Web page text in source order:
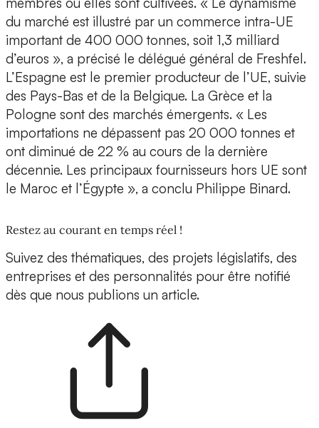
du marché est illustré par un commerce intra-UE
important de 400 000 tonnes, soit 1,3 milliard
d’euros », a précisé le délégué général de Freshfel.
L’Espagne est le premier producteur de l’UE, suivie
des Pays-Bas et de la Belgique. La Grèce et la
Pologne sont des marchés émergents. « Les
importations ne dépassent pas 20 000 tonnes et
ont diminué de 22 % au cours de la dernière
décennie. Les principaux fournisseurs hors UE sont
le Maroc et l’Égypte », a conclu Philippe Binard.
Restez au courant en temps réel !
Suivez des thématiques, des projets législatifs, des
entreprises et des personnalités pour être notifié
dès que nous publions un article.